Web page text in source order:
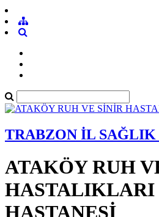
TRABZON İL
ATAKÖY RUH
HASTALIKLARI
HASTANESİ